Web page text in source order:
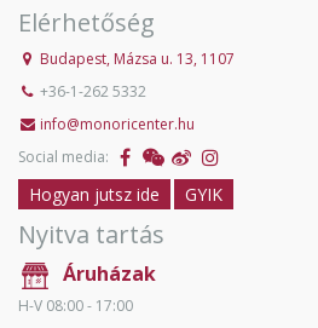
Elérhetőség
Budapest, Mázsa u. 13, 1107
+36-1-262 5332
info@monoricenter.hu
Social media:
Hogyan jutsz ide GYIK
Nyitva tartás
Áruházak
H-V 08:00 - 17:00